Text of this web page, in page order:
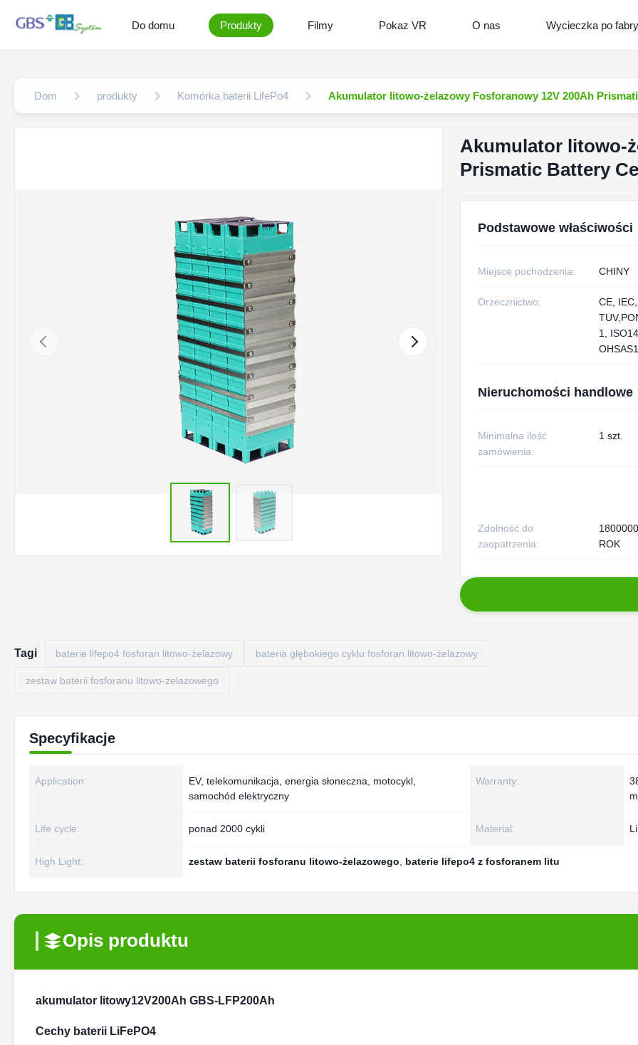
Do domu Produkty Filmy Pokaz VR O nas Wycieczka po
Dom produkty Komórka baterii LifePo4 Akumulator litowo-żelazowy Fosforanowy 12V 200Ah
Akumulator litowo-
Prismatic Battery
Podstawowe właściwości
Miejsce pochodzenia: CHINY
Orzecznictwo:
CE, IEC,
1,
Nieruchomości handlowe
Minimalna ilość
zamówienia:
1 szt.
Zdolność do
zaopatrzenia:
ROK
Tagi baterie lifepo4 fosforan litowo-żelazowy bateria głębokiego cyklu fosforan litowo-żelazowy
zestaw baterii fosforanu litowo-żelazowego
Specyfikacje
Application:
EV, telekomunikacja, energia słoneczna, motocykl,
samochód elektryczny
Warranty:
Life cycle: ponad 2000 cykli Material:
High Light: zestaw baterii fosforanu litowo-żelazowego baterie lifepo4 z fosforanem litu
Opis produktu
akumulator litowy12V200Ah GBS-LFP200Ah
Cechy baterii LiFePO4